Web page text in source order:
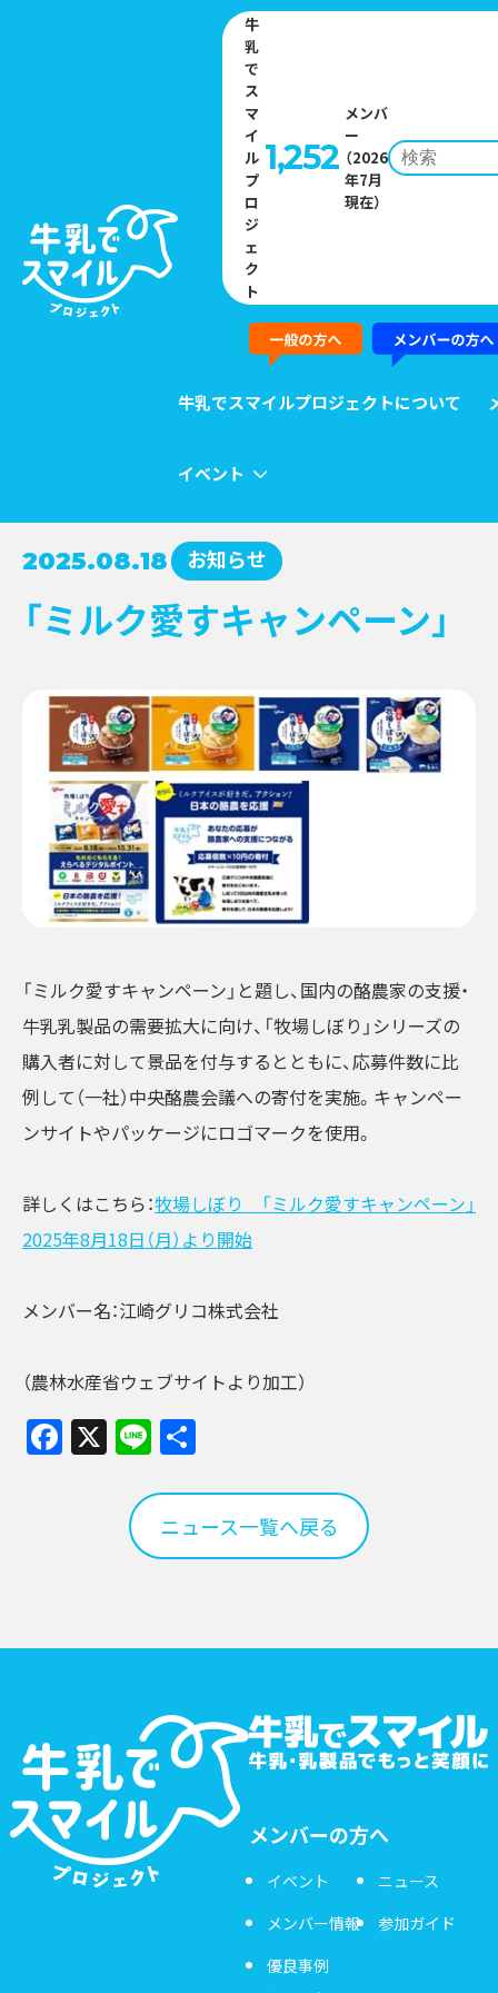
牛
乳
で
ス
マ
イ
ル
プ
ロ
ジ
ェ
ク
ト
1,252
メンバ
ー
（2026
年7月
現在）
牛乳でスマイルプロジェクトについて
NEWS
コンクール受賞レシピ
新商品 →
イベント
EVENT
牛乳月間
キャンペーン →
その他情報提供 →
「ミルク愛すキャンペーン」
NEWS
ニュース
2025.08.18 お知らせ
「ミルク愛すキャンペーン」
「ミルク愛すキャンペーン」と題し、国内の酪農家の支援・
牛乳乳製品の需要拡大に向け、「牧場しぼり」シリーズの
購入者に対して景品を付与するとともに、応募件数に比
例して（一社）中央酪農会議への寄付を実施。キャンペー
ンサイトやパッケージにロゴマークを使用。
詳しくはこちら：牧場しぼり 「ミルク愛すキャンペーン」
2025年8月18日（月）より開始
メンバー名：江崎グリコ株式会社
（農林水産省ウェブサイトより加工）
Facebook
X Line
ニュース一覧へ戻る
メンバーの方へ
イベント
メンバー情報
優良事例
ニュース
参加ガイド